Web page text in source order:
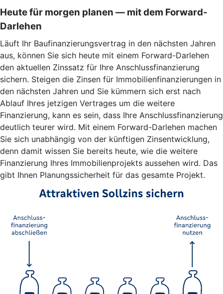
Heute für morgen planen — mit dem Forward-
Darlehen
Läuft Ihr Baufinanzierungsvertrag in den nächsten Jahren
aus, können Sie sich heute mit einem Forward-Darlehen
den aktuellen Zinssatz für Ihre Anschlussfinanzierung
sichern. Steigen die Zinsen für Immobilienfinanzierungen in
den nächsten Jahren und Sie kümmern sich erst nach
Ablauf Ihres jetzigen Vertrages um die weitere
Finanzierung, kann es sein, dass Ihre Anschlussfinanzierung
deutlich teurer wird. Mit einem Forward-Darlehen machen
Sie sich unabhängig von der künftigen Zinsentwicklung,
denn damit wissen Sie bereits heute, wie die weitere
Finanzierung Ihres Immobilienprojekts aussehen wird. Das
gibt Ihnen Planungssicherheit für das gesamte Projekt.